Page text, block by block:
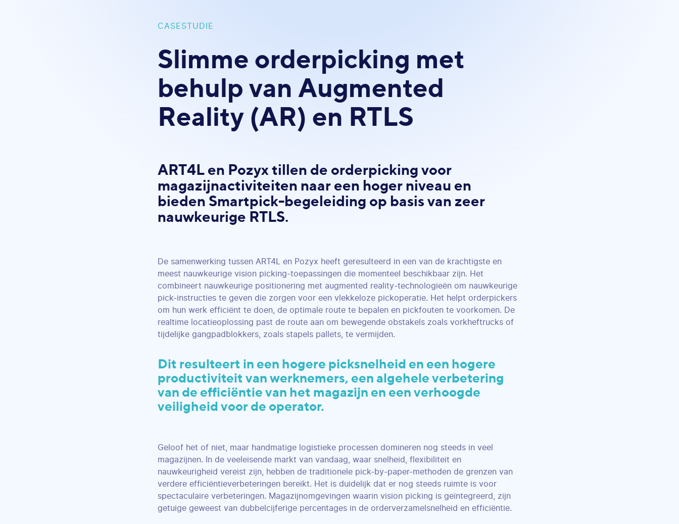
CASESTUDIE
Slimme orderpicking met
behulp van Augmented
Reality (AR) en RTLS
ART4L en Pozyx tillen de orderpicking voor
magazijnactiviteiten naar een hoger niveau en
bieden Smartpick-begeleiding op basis van zeer
nauwkeurige RTLS.
De samenwerking tussen ART4L en Pozyx heeft geresulteerd in een van de krachtigste en
meest nauwkeurige vision picking-toepassingen die momenteel beschikbaar zijn. Het
combineert nauwkeurige positionering met augmented reality-technologieën om nauwkeurige
pick-instructies te geven die zorgen voor een vlekkeloze pickoperatie. Het helpt orderpickers
om hun werk efficiënt te doen, de optimale route te bepalen en pickfouten te voorkomen. De
realtime locatieoplossing past de route aan om bewegende obstakels zoals vorkheftrucks of
tijdelijke gangpadblokkers, zoals stapels pallets, te vermijden.
Dit resulteert in een hogere picksnelheid en een hogere
productiviteit van werknemers, een algehele verbetering
van de efficiëntie van het magazijn en een verhoogde
veiligheid voor de operator.
Geloof het of niet, maar handmatige logistieke processen domineren nog steeds in veel
magazijnen. In de veeleisende markt van vandaag, waar snelheid, flexibiliteit en
nauwkeurigheid vereist zijn, hebben de traditionele pick-by-paper-methoden de grenzen van
verdere efficiëntieverbeteringen bereikt. Het is duidelijk dat er nog steeds ruimte is voor
spectaculaire verbeteringen. Magazijnomgevingen waarin vision picking is geïntegreerd, zijn
getuige geweest van dubbelcijferige percentages in de orderverzamelsnelheid en efficiëntie.